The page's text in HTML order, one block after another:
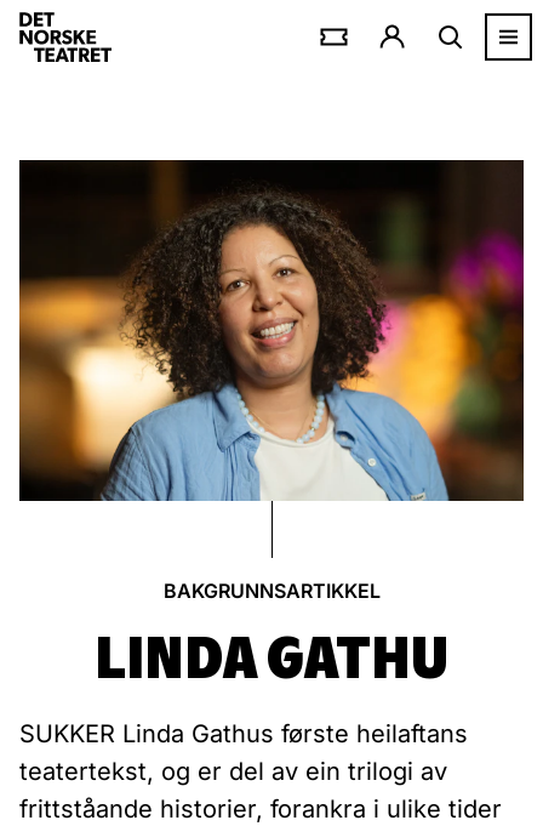
BAKGRUNNSARTIKKEL
LINDA GATHU
SUKKER Linda Gathus første heilaftans
teatertekst, og er del av ein trilogi av
frittståande historier, forankra i ulike tider